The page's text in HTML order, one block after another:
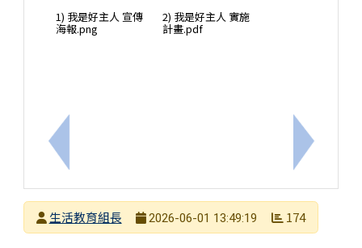
上一筆：教育部國民及學前教育署辦理115年度弘揚
1) 我是好主人 宣傳
海報.png
2) 我是好主人 實施
計畫.pdf
下一筆：
發布者生活教育組長
2026-06-01 13:49:19 174